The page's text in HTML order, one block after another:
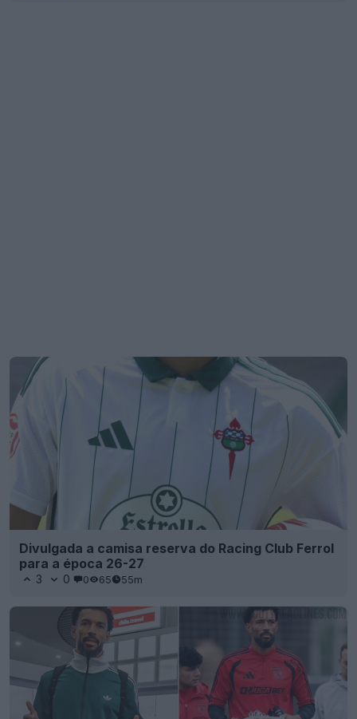
Divulgada a camisa reserva do Racing Club Ferrol
para a época 26-27
3 0 0 65 55m